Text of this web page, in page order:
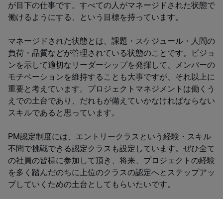
が目下の仕事です。すべての人がマネージドされた状態で
働けるようにする、という目標を持っています。
マネージドされた状態とは、課題・スケジュール・人間の
負荷・品質などが管理されている状態のことです。ビジョ
ンを示して適切なリーダーシップを発揮して、メンバーの
モチベーションを維持することも大事ですが、それ以上に
重要と考えています。プロジェクトマネジメントは働くう
えでの土台であり、だれもが備えていかなければならない
スキルであると思っています。
PM認定制度には、エントリークラスという経験・スキル
不問で挑戦できる認定クラスも設定しています。ぜひ全て
の社員の皆様に参加して頂き、将来、プロジェクトの経験
を多く踏んだのちに上位のクラスの認定へとステップアッ
プしていくための土台としてもらいたいです。